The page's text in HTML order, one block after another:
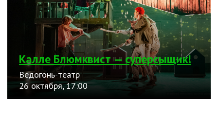
Калле Блюмквист — суперсыщик!
Ведогонь-театр
26 октября, 17:00